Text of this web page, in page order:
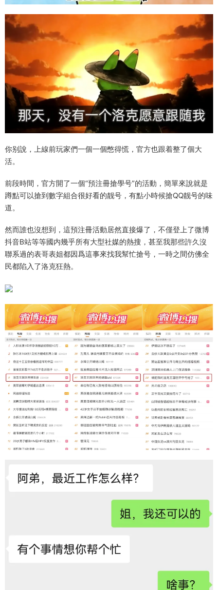
你别說，上線前玩家們一個一個憋得慌，官方也跟着整了個大
活。
前段時間，官方開了一個“預注冊搶學号”的活動，簡單來說就是
蹲點可以搶到數字組合很好看的靓号，有點小時候搶QQ靓号的味
道。
然而誰也沒想到，這預注冊活動居然直接爆了，不僅登上了微博
抖音B站等等國内幾乎所有大型社媒的熱搜，甚至我那些許久沒
聯系過的表哥表姐都因爲這事來找我幫忙搶号，一時之間仿佛全
民都陷入了洛克狂熱。